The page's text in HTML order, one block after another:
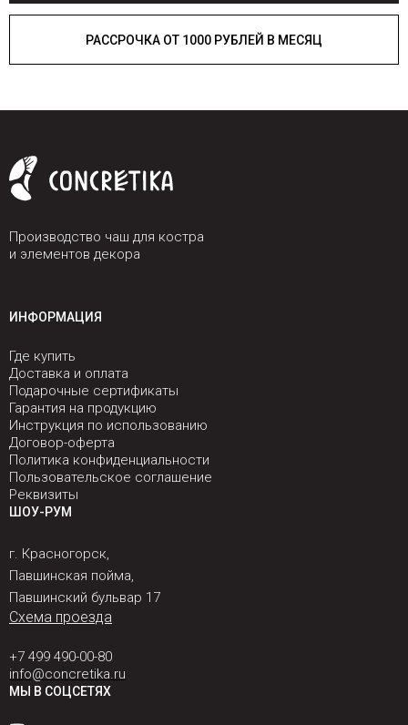
РАССРОЧКА ОТ 1000 РУБЛЕЙ В МЕСЯЦ
Производство чаш для костра
и элементов декора
ИНФОРМАЦИЯ
Где купить
Доставка и оплата
Подарочные сертификаты
Гарантия на продукцию
Инструкция по использованию
Договор-оферта
Политика конфиденциальности
Пользовательское соглашение
Реквизиты
ШОУ-РУМ
г. Красногорск,
Павшинская пойма,
Павшинский бульвар 17
Схема проезда
+7 499 490-00-80
info@concretika.ru
МЫ В СОЦСЕТЯХ